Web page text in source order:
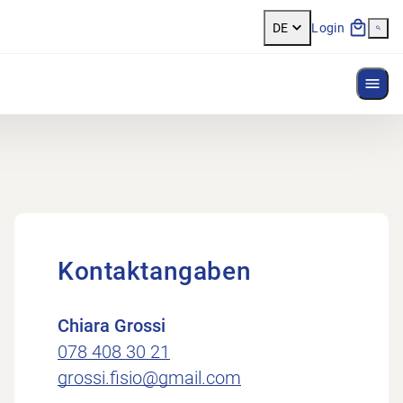
DE Login
Kontaktangaben
Chiara Grossi
078 408 30 21
grossi.fisio@gmail.com